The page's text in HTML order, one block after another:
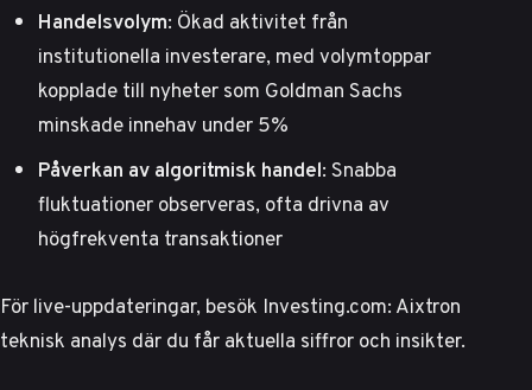
Handelsvolym: Ökad aktivitet från
institutionella investerare, med volymtoppar
kopplade till nyheter som Goldman Sachs
minskade innehav under 5%
Påverkan av algoritmisk handel: Snabba
fluktuationer observeras, ofta drivna av
högfrekventa transaktioner
För live-uppdateringar, besök Investing.com: Aixtron
teknisk analys där du får aktuella siffror och insikter.